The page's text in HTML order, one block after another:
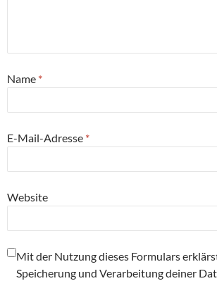
Name *
E-Mail-Adresse *
Website
Mit der Nutzung dieses Formulars
Speicherung und Verarbeitung deiner